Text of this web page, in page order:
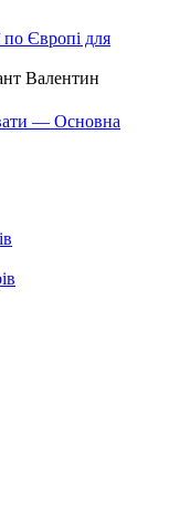
по Європі для
Валентин
— Основна